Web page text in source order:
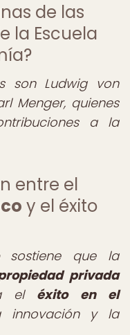
de las
la Escuela
son Ludwig von
Menger, quienes
a la
entre el
y el éxito
que la
privada
el éxito en el
innovación y la